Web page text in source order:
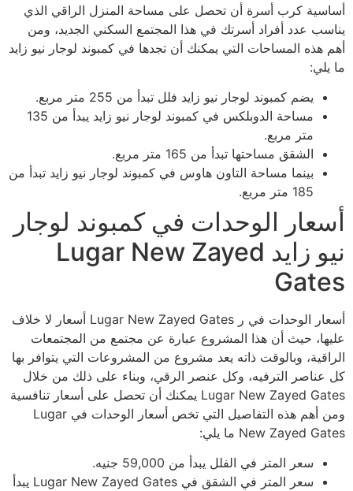
أساسية كرب أسرة أن تحصل على مساحة المنزل الراقي الذي
يناسب عدد أفراد أسرتك في هذا المجتمع السكني الجديد، ومن
أهم هذه المساحات التي يمكنك أن تجدها في كمبوند لوجار نيو زايد
ما يلي:
يضم كمبوند لوجار نيو زايد فلل تبدأ من 255 متر مربع.
مساحة الدوبلكس في كمبوند لوجار نيو زايد يبدأ من 135
متر مربع.
الشقق مساحتها تبدأ من 165 متر مربع.
بينما مساحة التاون هاوس في كمبوند لوجار نيو زايد تبدأ من
185 متر مربع.
أسعار الوحدات في كمبوند لوجار
نيو زايد Lugar New Zayed
Gates
أسعار الوحدات في ر Lugar New Zayed Gates أسعار لا خلاف
عليها، حيث أن هذا المشروع عبارة عن مجتمع من المجتمعات
الراقية، وبالوقت ذاته يعد مشروع من المشروعات التي يتوافر بها
كل عناصر الترفيه، وكل عنصر الرقي، وبناء على ذلك من خلال
Lugar New Zayed Gates يمكنك أن تحصل على أسعار تنافسية
ومن أهم هذه التفاصيل التي تخص أسعار الوحدات في Lugar
New Zayed Gates ما يلي:
سعر المتر في الفلل يبدأ من 59,000 جنيه.
سعر المتر في الشقق في Lugar New Zayed Gates يبدأ